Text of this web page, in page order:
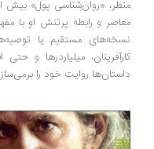
«روان‌شناسی پول» بیش از آنکه
و رابطه پرتنش او با مفهوم
مستقیم یا توصیه‌های
میلیاردرها و حتی
روایت خود را برمی‌سازد و